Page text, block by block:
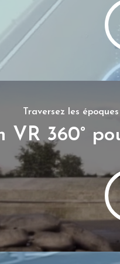
Traversez les
VR 360°